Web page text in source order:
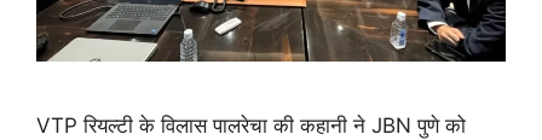
VTP रियल्टी के विलास पालरेचा की कहानी ने JBN पुणे को